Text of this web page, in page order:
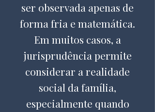
ser observada apenas de
forma fria e matemática.
Em muitos casos, a
jurisprudência permite
considerar a realidade
social da família,
especialmente quando